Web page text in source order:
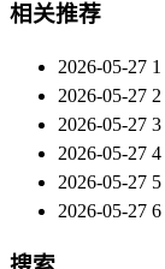
相关推荐
2026-05-27 1
2026-05-27 2
2026-05-27 3
2026-05-27 4
2026-05-27 5
2026-05-27 6